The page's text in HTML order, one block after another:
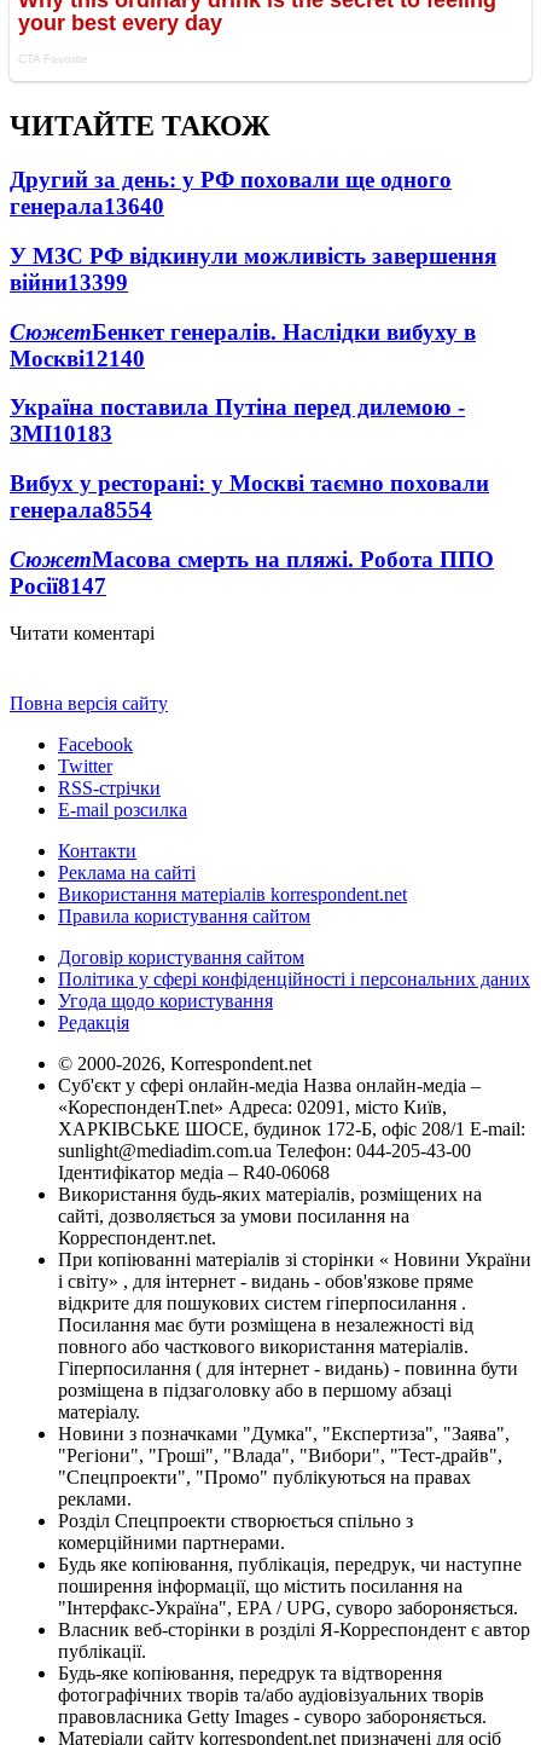
ЧИТАЙТЕ ТАКОЖ
Другий за день: у РФ поховали ще одного
генерала13640
У МЗС РФ відкинули можливість завершення
війни13399
СюжетБенкет генералів. Наслідки вибуху в
Москві12140
Україна поставила Путіна перед дилемою -
ЗМІ10183
Вибух у ресторані: у Москві таємно поховали
генерала8554
СюжетМасова смерть на пляжі. Робота ППО
Росії8147
Читати коментарі
Повна версія сайту
Facebook
Twitter
RSS-стрічки
E-mail розсилка
Контакти
Реклама на сайті
Використання матеріалів korrespondent.net
Правила користування сайтом
Договір користування сайтом
Політика у сфері конфіденційності і персональних даних
Угода щодо користування
Редакція
© 2000-2026, Korrespondent.net
Суб'єкт у сфері онлайн-медіа Назва онлайн-медіа –
«КореспонденТ.net» Адреса: 02091, місто Київ,
ХАРКІВСЬКЕ ШОСЕ, будинок 172-Б, офіс 208/1 E-mail:
sunlight@mediadim.com.ua Телефон: 044-205-43-00
Ідентифікатор медіа – R40-06068
Використання будь-яких матеріалів, розміщених на
сайті, дозволяється за умови посилання на
Корреспондент.net.
При копіюванні матеріалів зі сторінки « Новини України
і світу» , для інтернет - видань - обов'язкове пряме
відкрите для пошукових систем гіперпосилання .
Посилання має бути розміщена в незалежності від
повного або часткового використання матеріалів.
Гіперпосилання ( для інтернет - видань) - повинна бути
розміщена в підзаголовку або в першому абзаці
матеріалу.
Новини з позначками "Думка", "Експертиза", "Заява",
"Регіони", "Гроші", "Влада", "Вибори", "Тест-драйв",
"Спецпроекти", "Промо" публікуються на правах
реклами.
Розділ Спецпроекти створюється спільно з
комерційними партнерами.
Будь яке копіювання, публікація, передрук, чи наступне
поширення інформації, що містить посилання на
"Інтерфакс-Україна", EPA / UPG, суворо забороняється.
Власник веб-сторінки в розділі Я-Корреспондент є автор
публікації.
Будь-яке копіювання, передрук та відтворення
фотографічних творів та/або аудіовізуальних творів
правовласника Getty Images - суворо забороняється.
Матеріали сайту korrespondent.net призначені для осіб